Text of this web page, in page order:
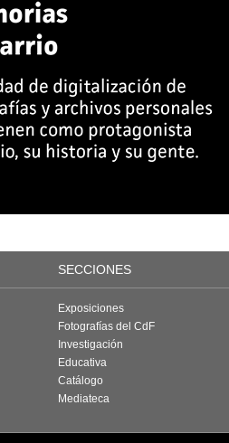
SECCIONES
Exposiciones
Fotografías del CdF
Investigación
Educativa
Catálogo
Mediateca